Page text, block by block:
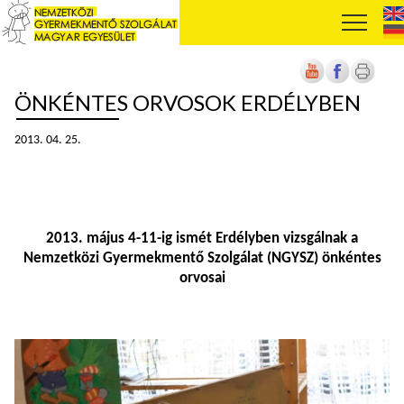
ÖNKÉNTES ORVOSOK ERDÉLYBEN
2013. 04. 25.
2013. május 4-11-ig ismét Erdélyben vizsgálnak a
Nemzetközi Gyermekmentő Szolgálat (NGYSZ) önkéntes
orvosai